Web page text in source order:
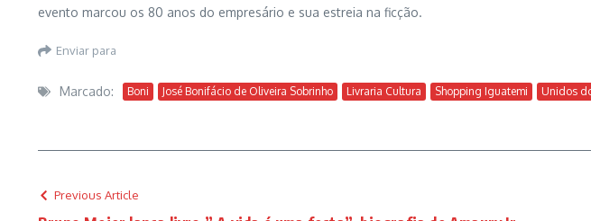
evento marcou os 80 anos do empresário e sua estreia na ficção.
Enviar para
Marcado: Boni José Bonifácio de Oliveira Sobrinho Livraria Cultura Shopping Iguatemi Unidos
Previous Article